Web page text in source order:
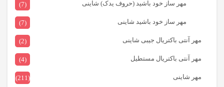
مهر ساز خود باشید (حروف یدک) شاینی
(7)
مهر ساز خود باشید شاینی (7)
مهر آنتی باکتریال جیبی شاینی (2)
مهر آنتی باکتریال مستطیل (4)
مهر شاینی
(211)